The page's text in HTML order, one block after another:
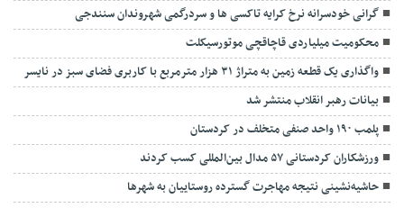
گرانی خودسرانه نرخ کرایه تاکسی ها و سردرگمی شهروندان سنندجی
محکومیت میلیاردی قاچاقچی موتورسیکلت
واگذاری یک قطعه زمین به متراژ ۳۱ هزار مترمربع با کاربری فضای سبز در نایسر
بیانات رهبر انقلاب منتشر شد
پلمب ۱۹۰ واحد صنفی متخلف در کردستان
ورزشکاران کردستانی ۵۷ مدال بین‌المللی کسب کردند
حاشیه‌نشینی نتیجه مهاجرت گسترده روستاییان به شهرها